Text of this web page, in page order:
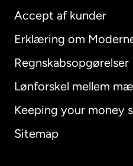
Accept af kunder
Erklæring om
Regnskabsopgørelser
Lønforskel mellem
Keeping your money
Sitemap
International
Australien